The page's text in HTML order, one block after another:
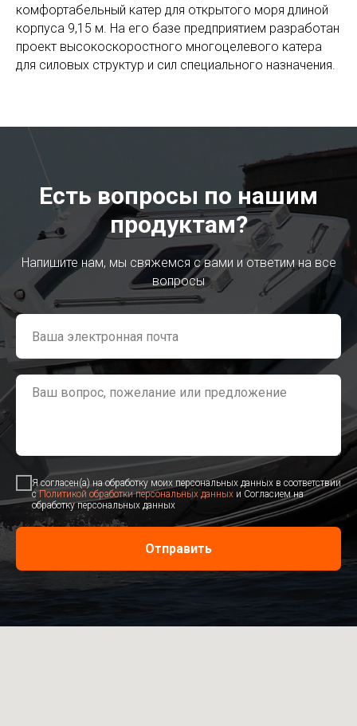
комфортабельный катер для открытого моря длиной
корпуса 9,15 м. На его базе предприятием разработан
проект высокоскоростного многоцелевого катера
для силовых структур и сил специального назначения.
Есть вопросы по нашим
продуктам?
Напишите нам, мы свяжемся с вами и ответим на все
вопросы
Я согласен(а) на обработку моих персональных данных в соответствии
сПолитикой обработки персональных данных и Согласием на
обработку персональных данных
Отправить